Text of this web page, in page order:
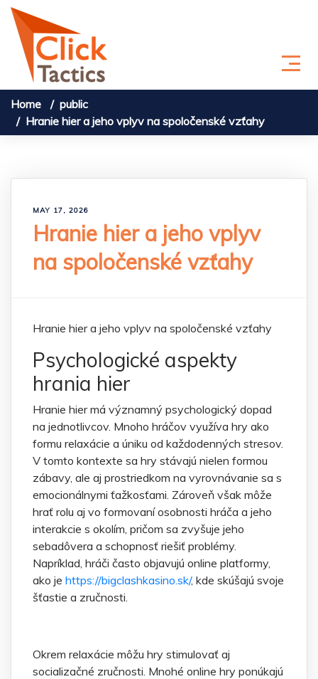
Skip to content
Home
public
Hranie hier a jeho vplyv na spoločenské vzťahy
MAY 17, 2026
Hranie hier a jeho vplyv
na spoločenské vzťahy
Hranie hier a jeho vplyv na spoločenské vzťahy
Psychologické aspekty
hrania hier
Hranie hier má významný psychologický dopad
na jednotlivcov. Mnoho hráčov využíva hry ako
formu relaxácie a úniku od každodenných stresov.
V tomto kontexte sa hry stávajú nielen formou
zábavy, ale aj prostriedkom na vyrovnávanie sa s
emocionálnymi ťažkosťami. Zároveň však môže
hrať rolu aj vo formovaní osobnosti hráča a jeho
interakcie s okolím, pričom sa zvyšuje jeho
sebadôvera a schopnosť riešiť problémy.
Napríklad, hráči často objavujú online platformy,
ako je https://bigclashkasino.sk/, kde skúšajú svoje
šťastie a zručnosti.
Okrem relaxácie môžu hry stimulovať aj
socializačné zručnosti. Mnohé online hry ponúkajú